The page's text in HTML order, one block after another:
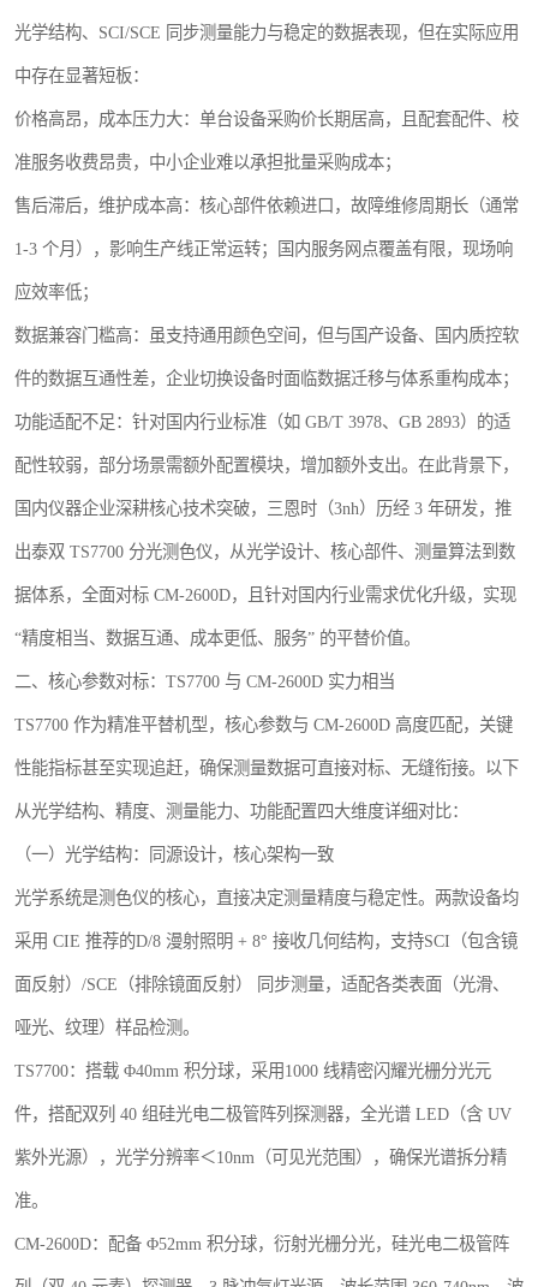
光学结构、SCI/SCE 同步测量能力与稳定的数据表现，但在实际应用
中存在显著短板：
价格高昂，成本压力大：单台设备采购价长期居高，且配套配件、校
准服务收费昂贵，中小企业难以承担批量采购成本；
售后滞后，维护成本高：核心部件依赖进口，故障维修周期长（通常
1-3 个月），影响生产线正常运转；国内服务网点覆盖有限，现场响
应效率低；
数据兼容门槛高：虽支持通用颜色空间，但与国产设备、国内质控软
件的数据互通性差，企业切换设备时面临数据迁移与体系重构成本；
功能适配不足：针对国内行业标准（如 GB/T 3978、GB 2893）的适
配性较弱，部分场景需额外配置模块，增加额外支出。在此背景下，
国内仪器企业深耕核心技术突破，三恩时（3nh）历经 3 年研发，推
出泰双 TS7700 分光测色仪，从光学设计、核心部件、测量算法到数
据体系，全面对标 CM-2600D，且针对国内行业需求优化升级，实现
“精度相当、数据互通、成本更低、服务” 的平替价值。
二、核心参数对标：TS7700 与 CM-2600D 实力相当
TS7700 作为精准平替机型，核心参数与 CM-2600D 高度匹配，关键
性能指标甚至实现追赶，确保测量数据可直接对标、无缝衔接。以下
从光学结构、精度、测量能力、功能配置四大维度详细对比：
（一）光学结构：同源设计，核心架构一致
光学系统是测色仪的核心，直接决定测量精度与稳定性。两款设备均
采用 CIE 推荐的D/8 漫射照明 + 8° 接收几何结构，支持SCI（包含镜
面反射）/SCE（排除镜面反射） 同步测量，适配各类表面（光滑、
哑光、纹理）样品检测。
TS7700：搭载 Φ40mm 积分球，采用1000 线精密闪耀光栅分光元
件，搭配双列 40 组硅光电二极管阵列探测器，全光谱 LED（含 UV
紫外光源），光学分辨率＜10nm（可见光范围），确保光谱拆分精
准。
CM-2600D：配备 Φ52mm 积分球，衍射光栅分光，硅光电二极管阵